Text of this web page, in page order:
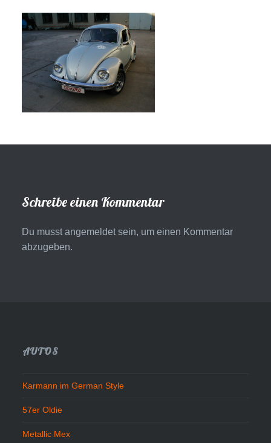
Schreibe einen Kommentar
Du musst angemeldetsein, um einen Kommentar
abzugeben.
AUTOS
Karmann im German Style
57er Oldie
Metallic Mex